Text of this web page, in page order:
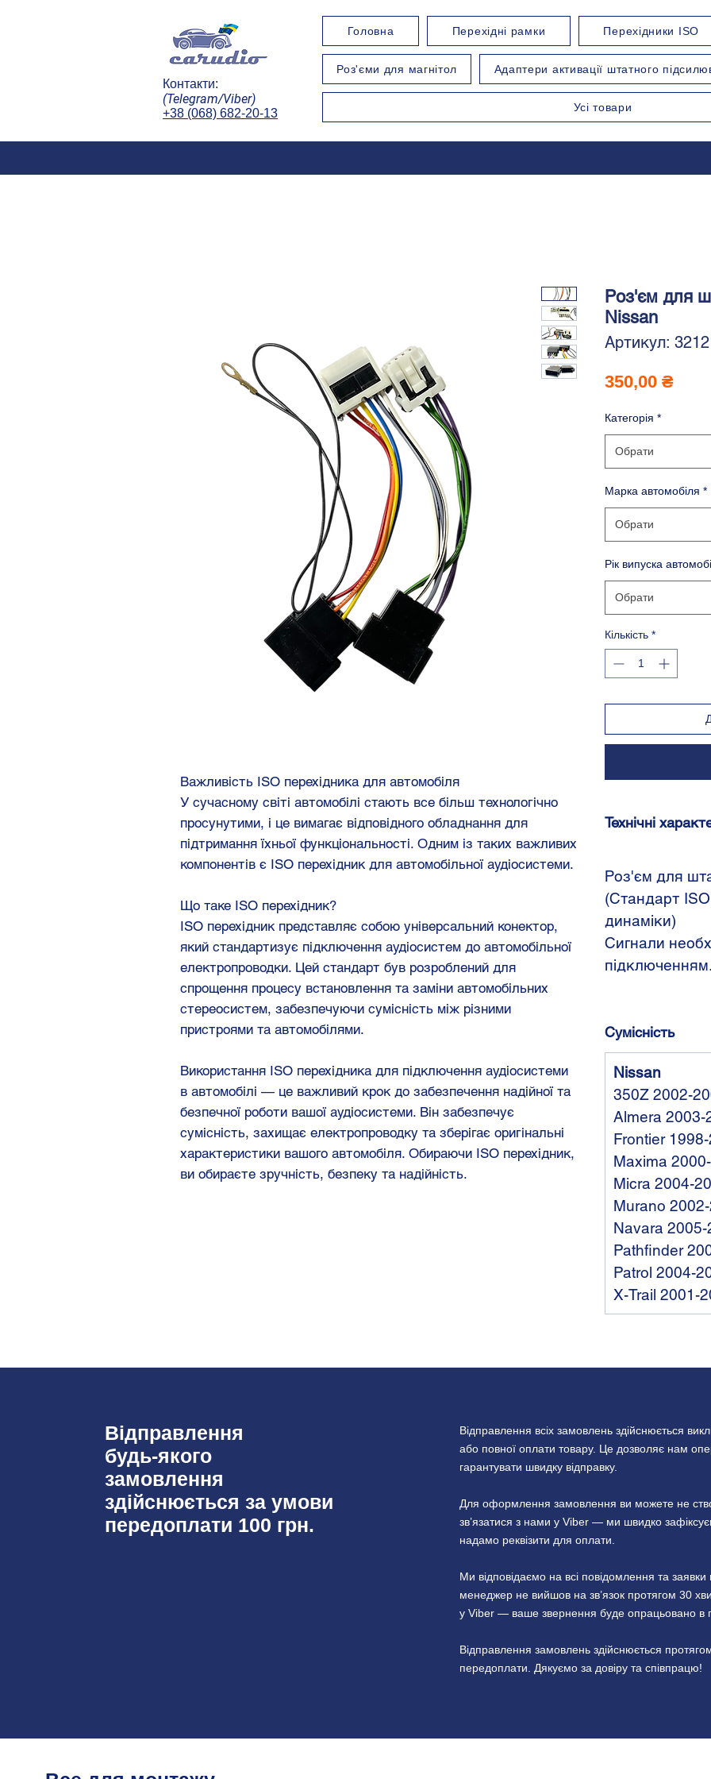
Контакти:
(Telegram/Viber)
+38 (068) 682-20-13
Головна Перехідні рамки Перехідники ISO
Роз'єми для магнітол Адаптери активації штатного
Усі товари
Важливість ISO перехідника для автомобіля
У сучасному світі автомобілі стають все більш технологічно
просунутими, і це вимагає відповідного обладнання для
підтримання їхньої функціональності. Одним із таких важливих
компонентів є ISO перехідник для автомобільної аудіосистеми.
Що таке ISO перехідник?
ISO перехідник представляє собою універсальний конектор,
який стандартизує підключення аудіосистем до автомобільної
електропроводки. Цей стандарт був розроблений для
спрощення процесу встановлення та заміни автомобільних
стереосистем, забезпечуючи сумісність між різними
пристроями та автомобілями.
Використання ISO перехідника для підключення аудіосистеми
в автомобілі — це важливий крок до забезпечення надійної та
безпечної роботи вашої аудіосистеми. Він забезпечує
сумісність, захищає електропроводку та зберігає оригінальні
характеристики вашого автомобіля. Обираючи ISO перехідник,
ви обираєте зручність, безпеку та надійність.
Роз'єм для
Nissan
Артикул:
350,00 ₴Ціна
Категорія *
Обрати
Марка автомобіля *
Обрати
Рік випуска
Обрати
Кількість *
Технічні
Роз'єм для
(Стандарт
динаміки)
Сигнали
підключенням.
Сумісність
Nissan
350Z 2002-
Almera 2003-
Frontier
Maxima
Micra 2004-
Murano
Navara 2005-
Pathfinder
Patrol 2004-
X-Trail 2001-
Відправлення
будь-якого
замовлення
здійснюється за умови
передоплати 100 грн.
Відправлення всіх замовлень здійснюється
або повної оплати товару. Це дозволяє нам
гарантувати швидку відправку.
Для оформлення замовлення ви можете не
зв’язатися з нами у Viber — ми швидко
надамо реквізити для оплати.
Ми відповідаємо на всі повідомлення та
менеджер не вийшов на зв’язок протягом 30
у Viber — ваше звернення буде опрацьовано в
Відправлення замовлень здійснюється
передоплати. Дякуємо за довіру та співпрацю!